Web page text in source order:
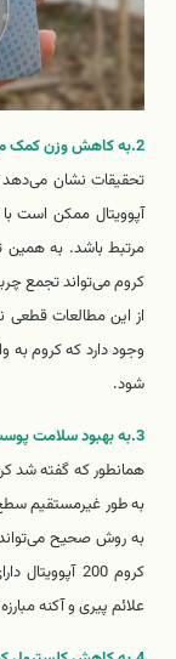
2.به کاهش وزن کمک می‌کند
آپوویتال ممکن است
مرتبط باشد. به همین
کروم می‌تواند تجمع
از این مطالعات قطعی
شود.
3.به بهبود سلامت پوست کمک می‌کند
به طور غیرمستقیم
به روش صحیح
کروم 200
علائم پیری و آکنه